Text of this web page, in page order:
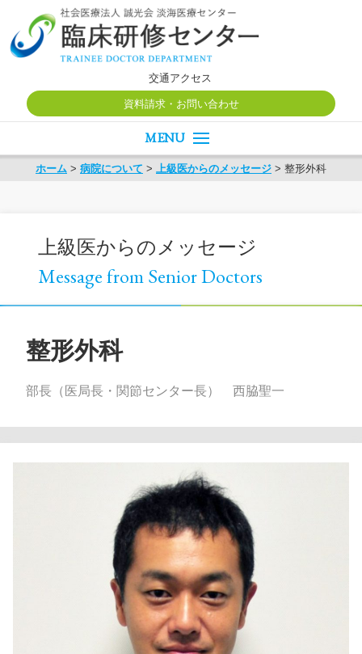
交通アクセス
資料請求・お問い合わせ
新着情報
専攻医/後期研修医
インタビュー
紹介動画
研修風景
ホーム > 病院について > 上級医からのメッセージ > 整形外科
上級医からのメッセージ
Message from Senior Doctors
整形外科
部長（医局長・関節センター長） 西脇聖一